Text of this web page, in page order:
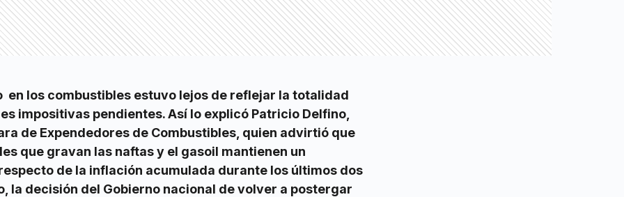
en los combustibles estuvo lejos de reflejar la totalidad
impositivas pendientes. Así lo explicó Patricio Delfino,
de Expendedores de Combustibles, quien advirtió que
que gravan las naftas y el gasoil mantienen un
de la inflación acumulada durante los últimos dos
la decisión del Gobierno nacional de volver a postergar